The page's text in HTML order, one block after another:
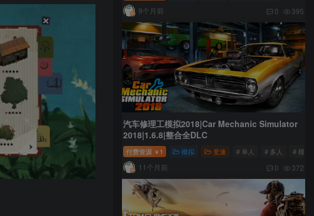
9个月前 0 395
汽车修理工模拟2018|Car Mechanic Simulator
2018|1.6.8|整合全DLC
付费资源 ￥ 1 模拟 竞速 # 单人 # 多人 # 模拟
11个月前 0 372